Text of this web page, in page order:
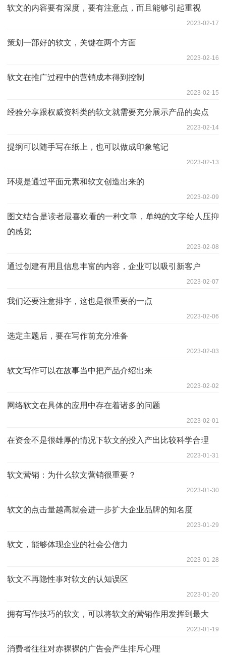
软文的内容要有深度，要有注意点，而且能够引起重视
2023-02-17
策划一部好的软文，关键在两个方面
2023-02-16
软文在推广过程中的营销成本得到控制
2023-02-15
经验分享跟权威资料类的软文就需要充分展示产品的卖点
2023-02-14
提纲可以随手写在纸上，也可以做成印象笔记
2023-02-13
环境是通过平面元素和软文创造出来的
2023-02-09
图文结合是读者最喜欢看的一种文章，单纯的文字给人压抑
的感觉
2023-02-08
通过创建有用且信息丰富的内容，企业可以吸引新客户
2023-02-07
我们还要注意排字，这也是很重要的一点
2023-02-06
选定主题后，要在写作前充分准备
2023-02-03
软文写作可以在故事当中把产品介绍出来
2023-02-02
网络软文在具体的应用中存在着诸多的问题
2023-02-01
在资金不是很雄厚的情况下软文的投入产出比较科学合理
2023-01-31
软文营销：为什么软文营销很重要？
2023-01-30
软文的点击量越高就会进一步扩大企业品牌的知名度
2023-01-29
软文，能够体现企业的社会公信力
2023-01-28
软文不再隐性事对软文的认知误区
2023-01-20
拥有写作技巧的软文，可以将软文的营销作用发挥到最大
2023-01-19
消费者往往对赤裸裸的广告会产生排斥心理